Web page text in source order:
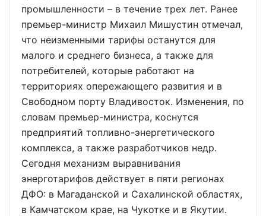
промышленности – в течение трех лет. Ранее
премьер-министр Михаил Мишустин отмечал,
что неизменными тарифы останутся для
малого и среднего бизнеса, а также для
потребителей, которые работают на
территориях опережающего развития и в
Свободном порту Владивосток. Изменения, по
словам премьер-министра, коснутся
предприятий топливно-энергетического
комплекса, а также разработчиков недр.
Сегодня механизм выравнивания
энерготарифов действует в пяти регионах
ДФО: в Магаданской и Сахалинской областях,
в Камчатском крае, на Чукотке и в Якутии.